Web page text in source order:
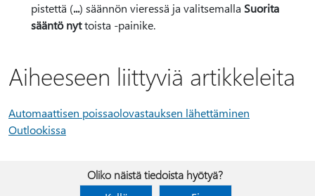
pistettä (...) säännön vieressä ja valitsemalla Suorita
sääntö nyttoista -painike.
Aiheeseen liittyviä artikkeleita
Automaattisen poissaolovastauksen lähettäminen
Outlookissa
Oliko näistä tiedoista hyötyä?